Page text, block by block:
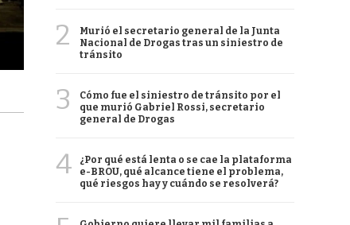
2
Murió el secretario general de la Junta
Nacional de Drogas tras un siniestro de
tránsito
3
Cómo fue el siniestro de tránsito por el
que murió Gabriel Rossi, secretario
general de Drogas
4
¿Por qué está lenta o se cae la plataforma
e-BROU, qué alcance tiene el problema,
qué riesgos hay y cuándo se resolverá?